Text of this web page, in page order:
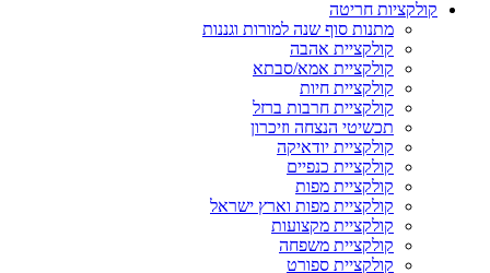
קולקציות חריטה
מתנות סוף שנה למורות וגננות
קולקציית אהבה
קולקציית אמא/סבתא
קולקציית חיות
קולקציית חרבות ברזל
תכשיטי הנצחה וזיכרון
קולקציית יודאיקה
קולקציית כנפיים
קולקציית מפות
קולקציית מפות וארץ ישראל
קולקציית מקצועות
קולקציית משפחה
קולקציית ספורט